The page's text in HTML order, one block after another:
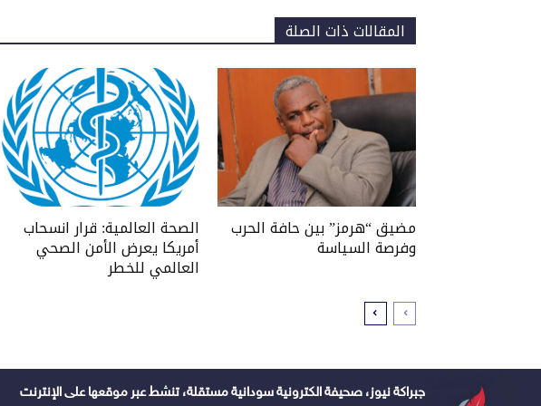
المقالات ذات الصلة
مضيق “هرمز” بين حافة الحرب
وفرصة السياسة
الصحة العالمية: قرار انسحاب
أمريكا يعرض الأمن الصحي
العالمي للخطر
جبراكة نيوز، صحيفة الكترونية سودانية مستقلة، تنشط عبر موقعها على الإنترنت